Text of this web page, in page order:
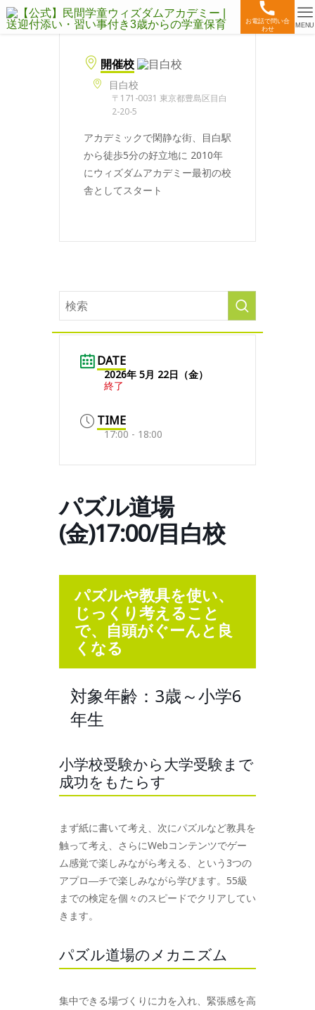
お電話で問い合
わせ
MENU
開催校
目白校
〒171-0031 東京都豊島区目白
2-20-5
アカデミックで閑静な街、目白駅
から徒歩5分の好立地に 2010年
にウィズダムアカデミー最初の校
舎としてスタート
DATE
2026年 5月 22日（金）
終了
TIME
17:00 - 18:00
パズル道場
(金)17:00/目白校
パズルや教具を使い、
じっくり考えること
で、自頭がぐーんと良
くなる
対象年齢：3歳～小学6
年生
小学校受験から大学受験まで
成功をもたらす
まず紙に書いて考え、次にパズルなど教具を
触って考え、さらにWebコンテンツでゲー
ム感覚で楽しみながら考える、という3つの
アプロ―チで楽しみながら学びます。55級
までの検定を個々のスピードでクリアしてい
きます。
パズル道場のメカニズム
集中できる場づくりに力を入れ、緊張感を高